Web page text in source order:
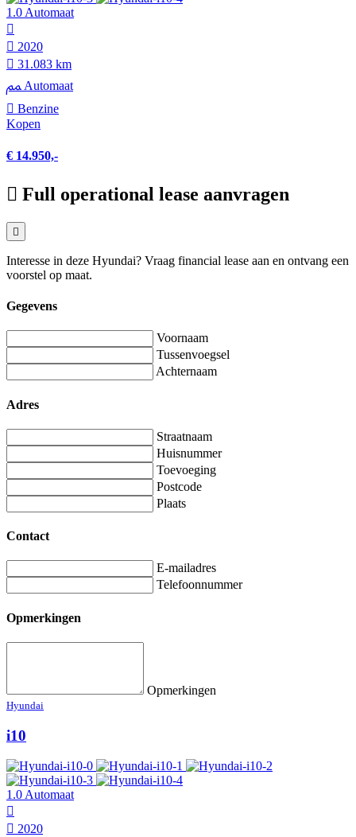
1.0 Automaat
2020
31.083 km
Automaat
Benzine
Kopen
€ 14.950,-
Full operational lease aanvragen
Interesse in deze Hyundai? Vraag financial lease aan en ontvang een
voorstel op maat.
Gegevens
Voornaam
Tussenvoegsel
Achternaam
Adres
Straatnaam
Huisnummer
Toevoeging
Postcode
Plaats
Contact
E-mailadres
Telefoonnummer
Opmerkingen
Opmerkingen
Hyundai
i10
1.0 Automaat
2020